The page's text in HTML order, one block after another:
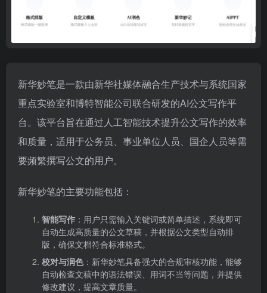
新华妙笔是一款由新华社媒体融合生产技术与系统国家
重点实验室和博特智能公司联合研发的AI公文写作平
台。该平台旨在通过人工智能技术提升公文写作的效率
和质量，适用于公务员、事业单位人员、国企人员等需
要频繁撰写公文的用户。
新华妙笔的主要功能包括：
智能写作 ：用户只需输入关键词或简单描述，系统即可
自动生成高质量的公文草稿，并根据公文类型自动排
版，确保文档符合标准格式。
校对与润色：新华妙笔具备强大的合规审核功能，能够
自动检查文稿中的语法错误、用词不当等问题，并提供
修改建议，提高文章质量。